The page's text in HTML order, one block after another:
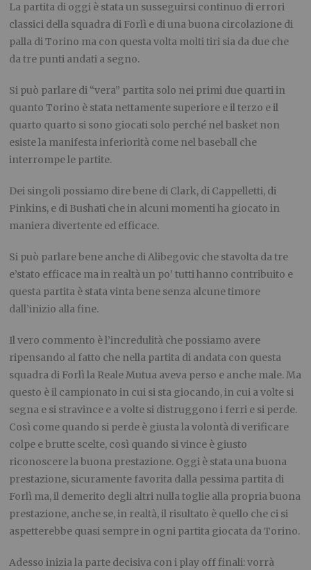
La partita di oggi è stata un susseguirsi continuo di errori
classici della squadra di Forlì e di una buona circolazione di
palla di Torino ma con questa volta molti tiri sia da due che
da tre punti andati a segno.
Si può parlare di “vera” partita solo nei primi due quarti in
quanto Torino è stata nettamente superiore e il terzo e il
quarto quarto si sono giocati solo perché nel basket non
esiste la manifesta inferiorità come nel baseball che
interrompe le partite.
Dei singoli possiamo dire bene di Clark, di Cappelletti, di
Pinkins, e di Bushati che in alcuni momenti ha giocato in
maniera divertente ed efficace.
Si può parlare bene anche di Alibegovic che stavolta da tre
e’stato efficace ma in realtà un po’ tutti hanno contribuito e
questa partita è stata vinta bene senza alcune timore
dall’inizio alla fine.
Il vero commento è l’incredulità che possiamo avere
ripensando al fatto che nella partita di andata con questa
squadra di Forlì la Reale Mutua aveva perso e anche male. Ma
questo è il campionato in cui si sta giocando, in cui a volte si
segna e si stravince e a volte si distruggono i ferri e si perde.
Così come quando si perde è giusta la volontà di verificare
colpe e brutte scelte, così quando si vince è giusto
riconoscere la buona prestazione. Oggi è stata una buona
prestazione, sicuramente favorita dalla pessima partita di
Forlì ma, il demerito degli altri nulla toglie alla propria buona
prestazione, anche se, in realtà, il risultato è quello che ci si
aspetterebbe quasi sempre in ogni partita giocata da Torino.
Adesso inizia la parte decisiva con i play off finali: vorrà